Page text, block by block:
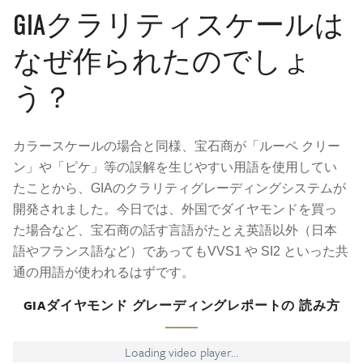
GIAクラリティスケールは
なぜ作られたのでしょ
う？
カラースケールの場合と同様、宝石商が「ルーペ クリー
ン」や「ピケ」等の誤解を生じやすい用語を使用してい
たことから、GIAのクラリティグレーディングシステムが
開発されました。今日では、外国でダイヤモンドを買っ
た場合など、宝石商の話す言語がたとえ英語以外（日本
語やフランス語など）であってもVVS1 や SI2 といった共
通の用語が使われるはずです。
GIAダイヤモンド グレーディングレポートの 読み方
Loading video player...